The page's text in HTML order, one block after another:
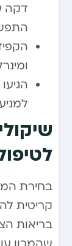
דקה
בחירת
קריטית
בריאות